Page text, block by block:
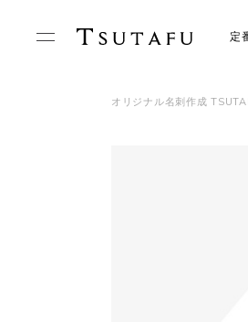
定
オリジナル名刺作成